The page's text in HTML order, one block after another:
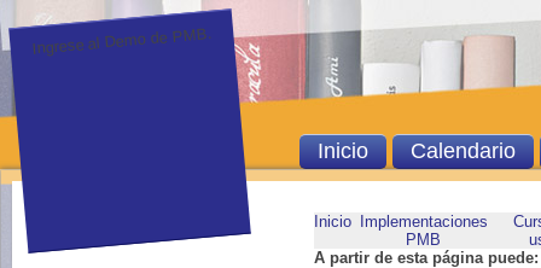
Inicio
Implementaciones
PMB
A partir de esta página puede:
Ingrese al Demo de PMB.
Inicio Calendario